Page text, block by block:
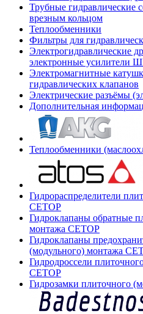
Трубные гидравлические
врезным кольцом
Теплообменники
Фильтры для
Электрогидравлические
электронные усилители
Электромагнитные
гидравлических клапанов
Электрические разъёмы
Дополнительная
Теплообменники
Гидрораспределители
СЕТОР
Гидроклапаны обратные
монтажа CETOP
Гидроклапаны
(модульного) монтажа
Гидродроссели
CETOP
Гидрозамки плиточного